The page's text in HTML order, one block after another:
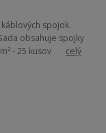
spojok.
obsahuje spojky
- 25 kusov celý